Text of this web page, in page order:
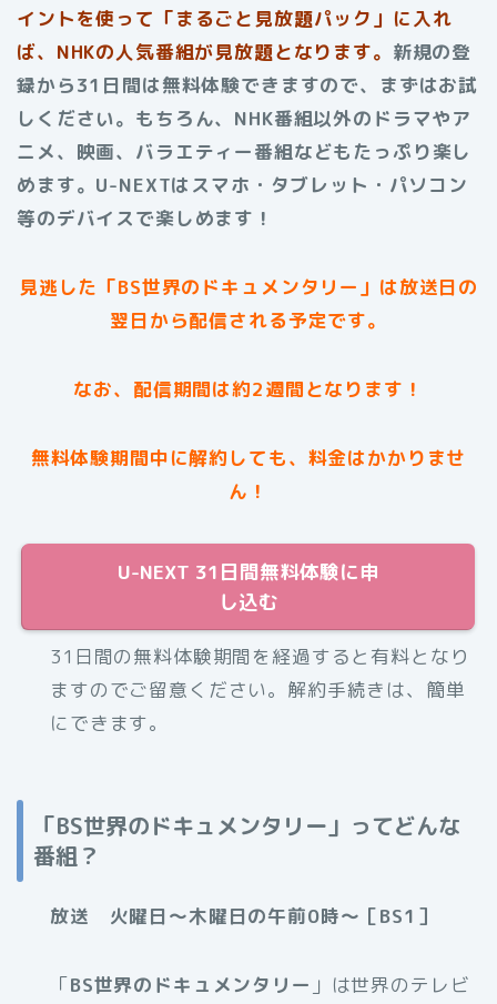
イントを使って「まるごと見放題パック」に入れ
ば、NHKの人気番組が見放題となります。 新規の登
録から31日間は無料体験できますので、まずはお試
しください。もちろん、NHK番組以外のドラマやア
ニメ、映画、バラエティー番組などもたっぷり楽し
めます。U-NEXTはスマホ・タブレット・パソコン
等のデバイスで楽しめます！
見逃した「BS世界のドキュメンタリー」は放送日の
翌日から配信される予定です。
なお、配信期間は約2週間となります！
無料体験期間中に解約しても、料金はかかりませ
ん！
U-NEXT 31日間無料体験に申
し込む
31日間の無料体験期間を経過すると有料となり
ますのでご留意ください。解約手続きは、簡単
にできます。
「BS世界のドキュメンタリー」ってどんな
番組？
放送 火曜日～木曜日の午前0時～［BS1］
「BS世界のドキュメンタリー 」は世界のテレビ